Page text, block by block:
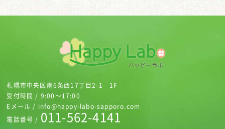
札幌市中央区南6条西17丁目2-1 1F
受付時間 / 9:00～17:00
Eメール / info@happy-labo-sapporo.com
電話番号 / 011-562-4141